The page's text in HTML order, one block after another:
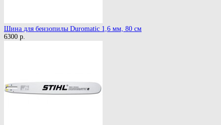
Шина для бензопилы Duromatic 1,6 мм, 80 см
6300 р.